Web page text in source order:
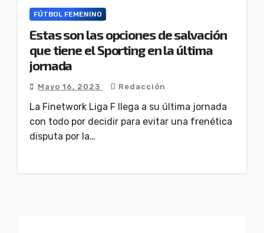
FÚTBOL FEMENINO
Estas son las opciones de salvación
que tiene el Sporting en la última
jornada
Mayo 16, 2023 Redacción
La Finetwork Liga F llega a su última jornada
con todo por decidir para evitar una frenética
disputa por la…